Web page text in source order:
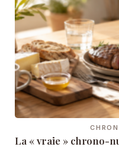
La « vraie » chrono-